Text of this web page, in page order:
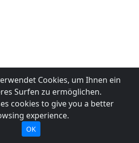
Cookies, um Ihnen ein
Surfen zu ermöglichen.
cookies to give you a better
experience.
OK